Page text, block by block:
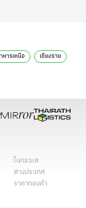
หารเหนือ เชียงราย
ในกระแส
ต่างประเทศ
ราคาทองคำ